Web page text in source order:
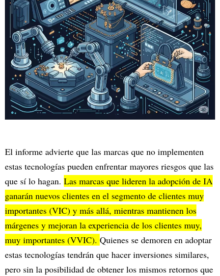
El informe advierte que las marcas que no implementen
estas tecnologías pueden enfrentar mayores riesgos que las
que sí lo hagan. Las marcas que lideren la adopción de IA
ganarán nuevos clientes en el segmento de clientes muy
importantes (VIC) y más allá, mientras mantienen los
márgenes y mejoran la experiencia de los clientes muy,
muy importantes (VVIC). Quienes se demoren en adoptar
estas tecnologías tendrán que hacer inversiones similares,
pero sin la posibilidad de obtener los mismos retornos que